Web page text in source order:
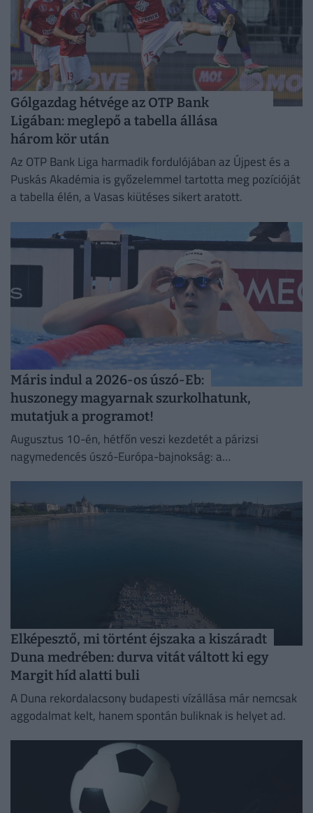
Gólgazdag hétvége az OTP Bank
Ligában: meglepő a tabella állása
három kör után
Az OTP Bank Liga harmadik fordulójában az Újpest és a
Puskás Akadémia is győzelemmel tartotta meg pozícióját
a tabella élén, a Vasas kiütéses sikert aratott.
Máris indul a 2026-os úszó-Eb:
huszonegy magyarnak szurkolhatunk,
mutatjuk a programot!
Augusztus 10-én, hétfőn veszi kezdetét a párizsi
nagymedencés úszó-Európa-bajnokság: a
Elképesztő, mi történt éjszaka a kiszáradt
Duna medrében: durva vitát váltott ki egy
Margit híd alatti buli
A Duna rekordalacsony budapesti vízállása már nemcsak
aggodalmat kelt, hanem spontán buliknak is helyet ad.